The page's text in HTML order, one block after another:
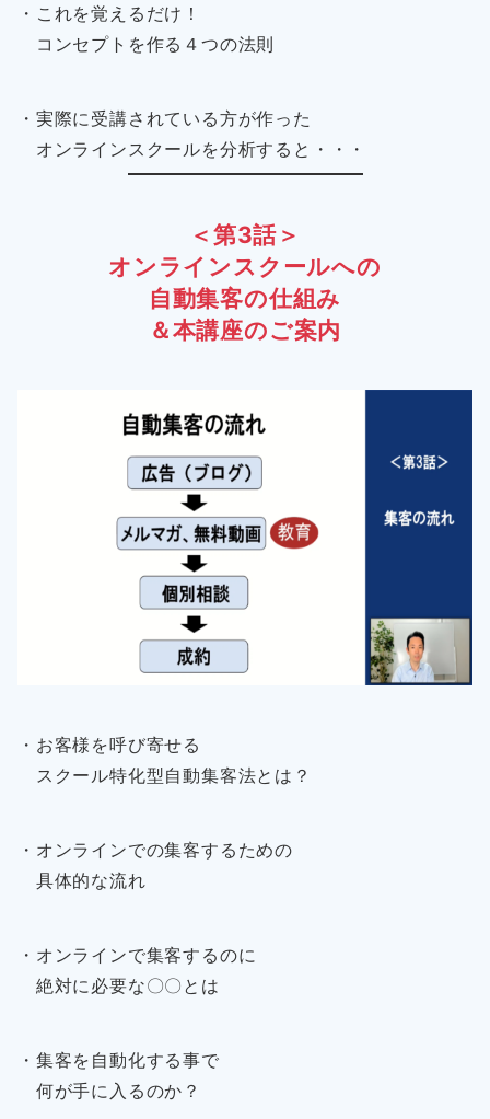
・これを覚えるだけ！
コンセプトを作る４つの法則
・実際に受講されている方が作った
オンラインスクールを分析すると・・・
＜第3話＞
オンラインスクールへの
自動集客の仕組み
＆本講座のご案内
・お客様を呼び寄せる
スクール特化型自動集客法とは？
・オンラインでの集客するための
具体的な流れ
・オンラインで集客するのに
絶対に必要な〇〇とは
・集客を自動化する事で
何が手に入るのか？